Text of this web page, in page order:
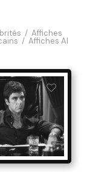
/ Affiches
/ Affiches Al